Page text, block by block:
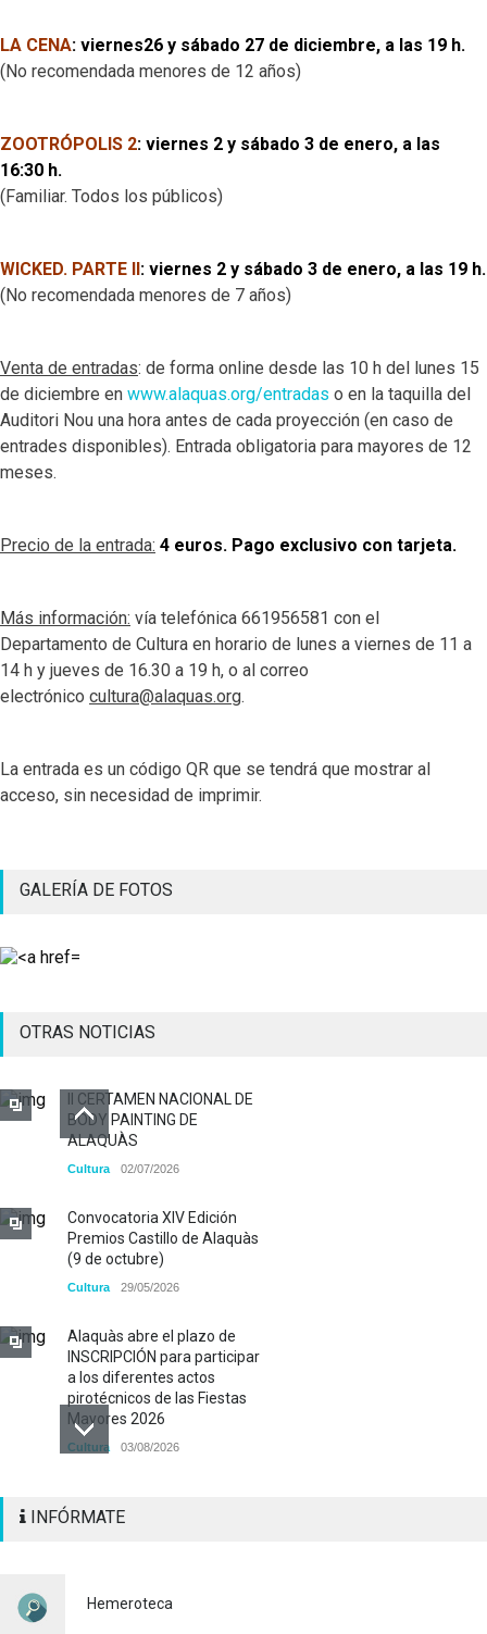
LA CENA: viernes26 y sábado 27 de diciembre, a las 19 h.
(No recomendada menores de 12 años)
ZOOTRÓPOLIS 2: viernes 2 y sábado 3 de enero, a las
16:30 h.
(Familiar. Todos los públicos)
WICKED. PARTE II: viernes 2 y sábado 3 de enero, a las 19 h.
(No recomendada menores de 7 años)
Venta de entradas: de forma online desde las 10 h del lunes 15
de diciembre en www.alaquas.org/entradas o en la taquilla del
Auditori Nou una hora antes de cada proyección (en caso de
entrades disponibles). Entrada obligatoria para mayores de 12
meses.
Precio de la entrada: 4 euros. Pago exclusivo con tarjeta.
Más información: vía telefónica 661956581 con el
Departamento de Cultura en horario de lunes a viernes de 11 a
14 h y jueves de 16.30 a 19 h, o al correo
electrónico cultura@alaquas.org.
La entrada es un código QR que se tendrá que mostrar al
acceso, sin necesidad de imprimir.
GALERÍA DE FOTOS
OTRAS NOTICIAS
II CERTAMEN NACIONAL DE
BODY PAINTING DE
ALAQUÀS
Cultura 02/07/2026
Convocatoria XIV Edición
Premios Castillo de Alaquàs
(9 de octubre)
Cultura 29/05/2026
Alaquàs abre el plazo de
INSCRIPCIÓN para participar
a los diferentes actos
pirotécnicos de las Fiestas
Mayores 2026
Cultura 03/08/2026
PAELLAS 2026
Bono Cultural Joven 2026:
400 euros para disfrutar de
INFÓRMATE
Hemeroteca